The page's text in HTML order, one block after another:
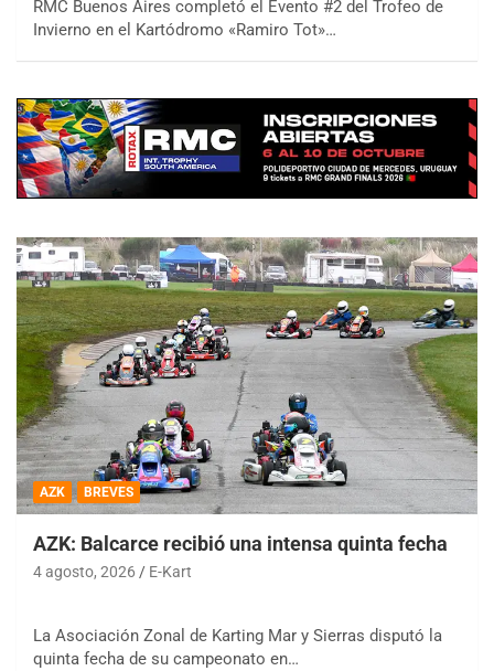
RMC Buenos Aires completó el Evento #2 del Trofeo de
Invierno en el Kartódromo «Ramiro Tot»…
AZK BREVES
AZK: Balcarce recibió una intensa quinta fecha
4 agosto, 2026 E-Kart
La Asociación Zonal de Karting Mar y Sierras disputó la
quinta fecha de su campeonato en…